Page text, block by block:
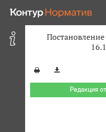
Редакция